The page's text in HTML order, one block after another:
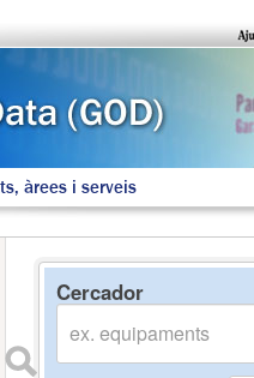
àrees i serveis
Cercador